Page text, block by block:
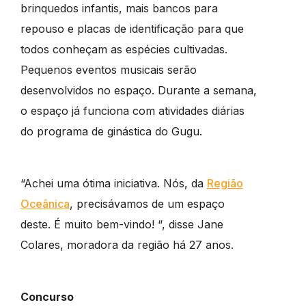
brinquedos infantis, mais bancos para
repouso e placas de identificação para que
todos conheçam as espécies cultivadas.
Pequenos eventos musicais serão
desenvolvidos no espaço. Durante a semana,
o espaço já funciona com atividades diárias
do programa de ginástica do Gugu.
“Achei uma ótima iniciativa. Nós, da Região
Oceânica, precisávamos de um espaço
deste. É muito bem-vindo! “, disse Jane
Colares, moradora da região há 27 anos.
Concurso